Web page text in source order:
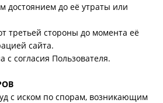
достоянием до её утраты или
третьей стороны до момента её
сайта.
с согласия Пользователя.
с иском по спорам, возникающим